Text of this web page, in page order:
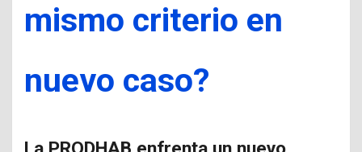
mismo criterio en
nuevo caso?